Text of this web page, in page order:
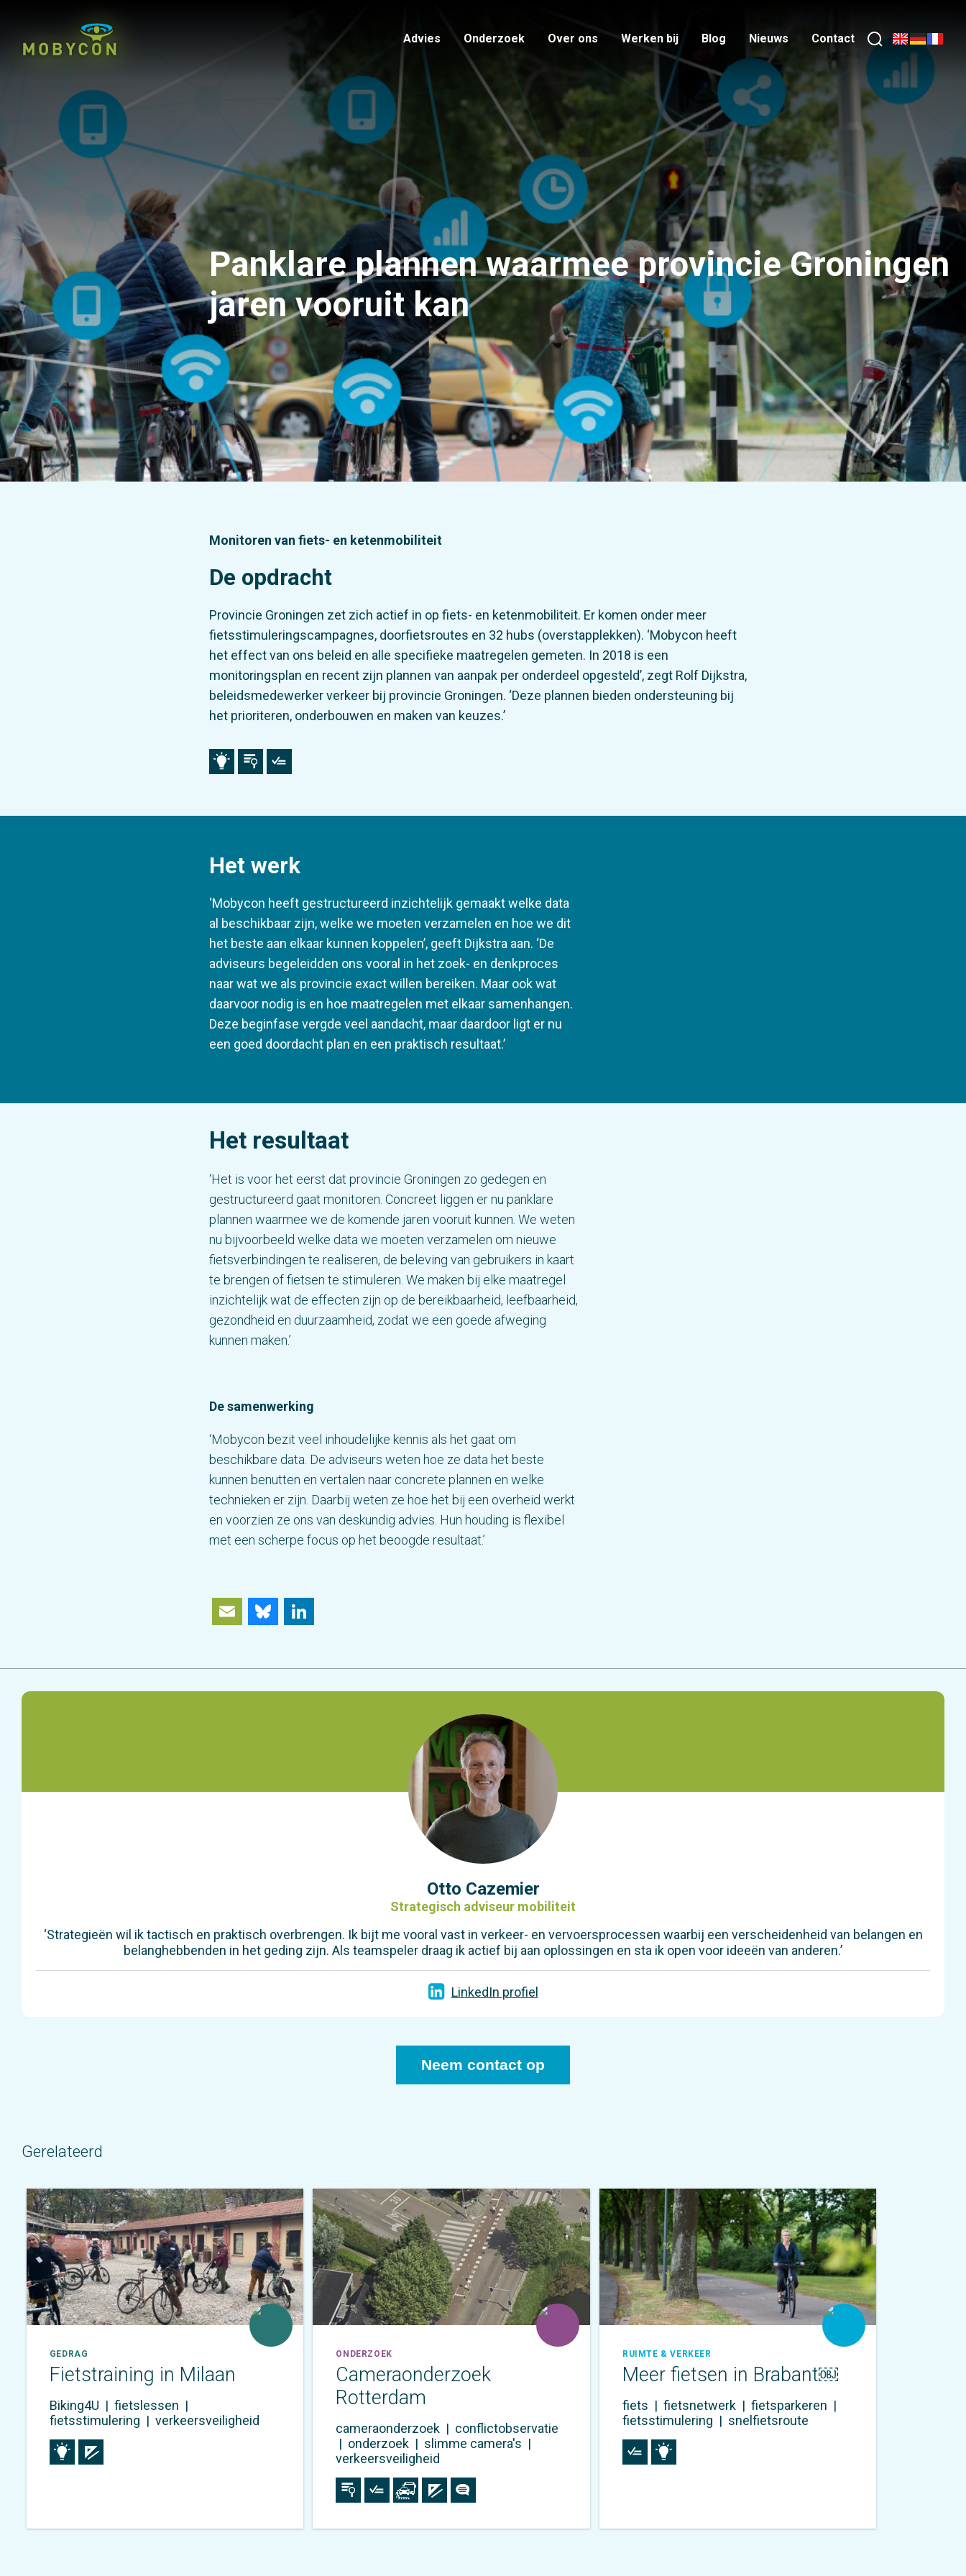
Advies Onderzoek Over ons Werken bij Blog Nieuws Contact
Panklare plannen waarmee provincie Groningen
jaren vooruit kan
Monitoren van fiets- en ketenmobiliteit
De opdracht
Provincie Groningen zet zich actief in op fiets- en ketenmobiliteit. Er komen onder meer
fietsstimuleringscampagnes, doorfietsroutes en 32 hubs (overstapplekken). ‘Mobycon heeft
het effect van ons beleid en alle specifieke maatregelen gemeten. In 2018 is een
monitoringsplan en recent zijn plannen van aanpak per onderdeel opgesteld’, zegt Rolf Dijkstra,
beleidsmedewerker verkeer bij provincie Groningen. ‘Deze plannen bieden ondersteuning bij
het prioriteren, onderbouwen en maken van keuzes.’
Het werk
‘Mobycon heeft gestructureerd inzichtelijk gemaakt welke data
al beschikbaar zijn, welke we moeten verzamelen en hoe we dit
het beste aan elkaar kunnen koppelen’, geeft Dijkstra aan. ‘De
adviseurs begeleidden ons vooral in het zoek- en denkproces
naar wat we als provincie exact willen bereiken. Maar ook wat
daarvoor nodig is en hoe maatregelen met elkaar samenhangen.
Deze beginfase vergde veel aandacht, maar daardoor ligt er nu
een goed doordacht plan en een praktisch resultaat.’
Het resultaat
‘Het is voor het eerst dat provincie Groningen zo gedegen en
gestructureerd gaat monitoren. Concreet liggen er nu panklare
plannen waarmee we de komende jaren vooruit kunnen. We weten
nu bijvoorbeeld welke data we moeten verzamelen om nieuwe
fietsverbindingen te realiseren, de beleving van gebruikers in kaart
te brengen of fietsen te stimuleren. We maken bij elke maatregel
inzichtelijk wat de effecten zijn op de bereikbaarheid, leefbaarheid,
gezondheid en duurzaamheid, zodat we een goede afweging
kunnen maken.’
De samenwerking
‘Mobycon bezit veel inhoudelijke kennis als het gaat om
beschikbare data. De adviseurs weten hoe ze data het beste
kunnen benutten en vertalen naar concrete plannen en welke
technieken er zijn. Daarbij weten ze hoe het bij een overheid werkt
en voorzien ze ons van deskundig advies. Hun houding is flexibel
met een scherpe focus op het beoogde resultaat.’
EmailBluesky
Otto Cazemier
Strategisch adviseur mobiliteit
‘Strategieën wil ik tactisch en praktisch overbrengen. Ik bijt me vooral vast in verkeer- en vervoersprocessen waarbij een verscheidenheid van belangen en
belanghebbenden in het geding zijn. Als teamspeler draag ik actief bij aan oplossingen en sta ik open voor ideeën van anderen.’
LinkedIn profiel
Neem contact op
Gerelateerd
GEDRAG
Fietstraining in Milaan
Biking4U | fietslessen |
fietsstimulering | verkeersveiligheid
ONDERZOEK
Cameraonderzoek
Rotterdam
cameraonderzoek | conflictobservatie
| onderzoek | slimme camera's |
verkeersveiligheid
RUIMTE & VERKEER
Meer fietsen in Brabant￼
fiets | fietsnetwerk | fietsparkeren |
fietsstimulering | snelfietsroute